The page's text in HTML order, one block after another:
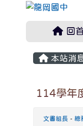
回
本站消
114學年
文書組長 - 總